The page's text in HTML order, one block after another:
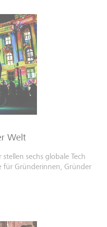
Welt
sechs globale Tech
für Gründerinnen, Gründer